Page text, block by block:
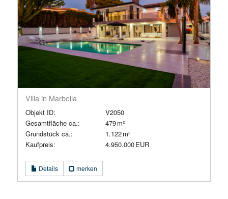
Villa in Marbella
Objekt ID:
V2050
Gesamtfläche ca.:
479 m²
Grund­stück ca.:
1.122 m²
Kaufpreis:
4.950.000 EUR
Details merken